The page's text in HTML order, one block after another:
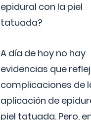
epidural con la piel
tatuada?
A día de hoy no hay
evidencias que
complicaciones de
aplicación de
piel tatuada. Pero,